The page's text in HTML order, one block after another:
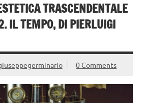
TRASCENDENTALE
IL TEMPO, DI PIERLUIGI
0 Comments